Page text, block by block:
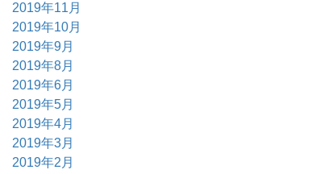
2019年11月
2019年10月
2019年9月
2019年8月
2019年6月
2019年5月
2019年4月
2019年3月
2019年2月